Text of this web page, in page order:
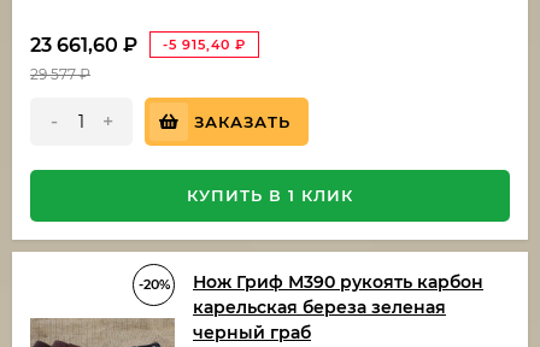
23 661,60 ₽ -5 915,40 ₽
29 577₽
- + ЗАКАЗАТЬ
КУПИТЬ В 1 КЛИК
-20%
Нож Гриф М390 рукоять карбон
карельская береза зеленая
черный граб